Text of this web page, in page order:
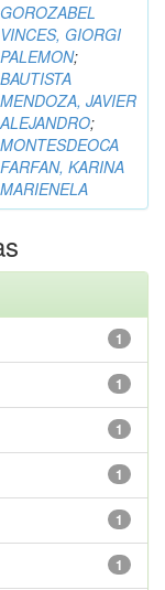
GOROZABEL
VINCES, GIORGI
PALEMON;
BAUTISTA
MENDOZA, JAVIER
ALEJANDRO;
MONTESDEOCA
FARFAN, KARINA
MARIENELA
1
1
1
1
1
1